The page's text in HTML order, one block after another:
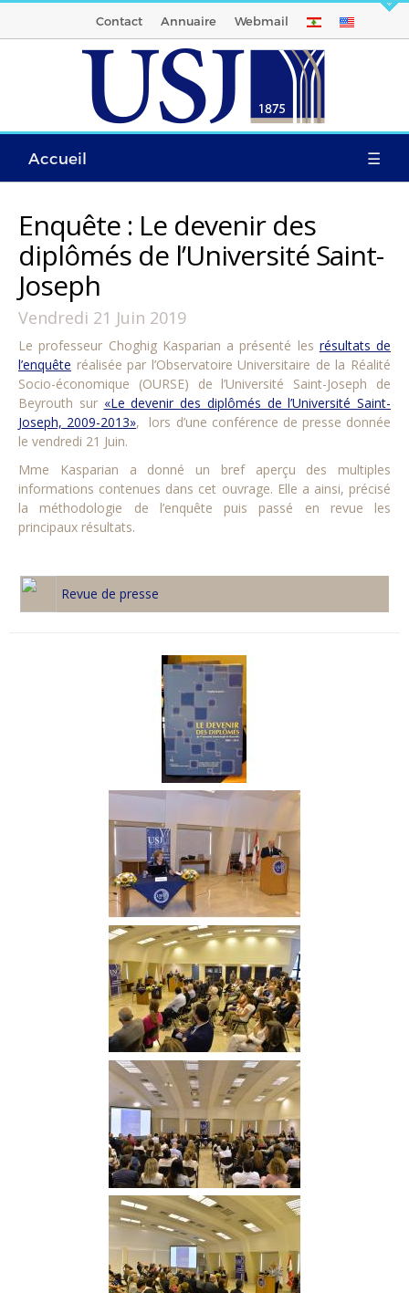
Contact Annuaire Webmail
Accueil ☰
Enquête : Le devenir des
diplômés de l’Université Saint-
Joseph
Vendredi 21 Juin 2019
Le professeur Choghig Kasparian a présenté les résultats de
l’enquête réalisée par l’Observatoire Universitaire de la Réalité
Socio-économique (OURSE) de l’Université Saint-Joseph de
Beyrouth sur «Le devenir des diplômés de l’Université Saint-
Joseph, 2009-2013», lors d’une conférence de presse donnée
le vendredi 21 Juin.
Mme Kasparian a donné un bref aperçu des multiples
informations contenues dans cet ouvrage. Elle a ainsi, précisé
la méthodologie de l’enquête puis passé en revue les
principaux résultats.
Revue de presse